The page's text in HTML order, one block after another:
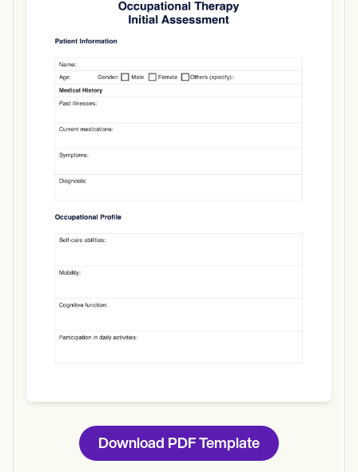
Download PDF Template